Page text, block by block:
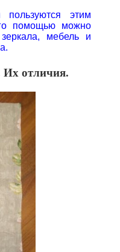
этим
помощью можно
мебель и
Их отличия.